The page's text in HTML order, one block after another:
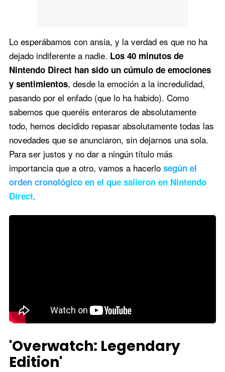
Lo esperábamos con ansia, y la verdad es que no ha
dejado indiferente a nadie. Los 40 minutos de
Nintendo Direct han sido un cúmulo de emociones
y sentimientos, desde la emoción a la incredulidad,
pasando por el enfado (que lo ha habido). Como
sabemos que queréis enteraros de absolutamente
todo, hemos decidido repasar absolutamente todas las
novedades que se anunciaron, sin dejarnos una sola.
Para ser justos y no dar a ningún título más
importancia que a otro, vamos a hacerlo según el
orden cronológico en el que salieron en Nintendo
Direct.
'Overwatch: Legendary
Edition'